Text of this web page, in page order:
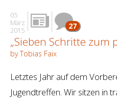
05
März
2015
27
„Sieben Schritte zum
by Tobias Faix
Letztes Jahr auf dem
Jugendtreffen. Wir sitzen in